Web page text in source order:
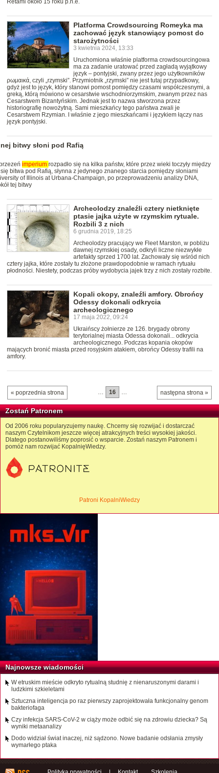
Retami około 15 roku p.n.e.
Platforma Crowdsourcing Romeyka ma
zachować język stanowiący pomost do
starożytności
3 kwietnia 2024, 13:33
Uruchomiona właśnie platforma crowdsourcingowa
ma za zadanie uratować przed zagładą wyjątkowy
język – pontyjski, zwany przez jego użytkowników
ρωμαικά, czyli „rzymski”. Przymiotnik „rzymski” nie jest tutaj przypadkowy,
gdyż jest to język, który stanowi pomost pomiędzy czasami współczesnymi, a
greką, którą mówiono w cesarstwie wschodniorzymskim, zwanym przez nas
Cesarstwem Bizantyńskim. Jednak jest to nazwa stworzona przez
historiografię nowożytną. Sami mieszkańcy tego państwa zwali je
Cesarstwem Rzymian. I właśnie z jego mieszkańcami i językiem łączy nas
język pontyjski.
bitwy słoni pod Rafią
imperium rozpadło się na kilka państw, które przez wieki toczyły między
bitwa pod Rafią, słynna z jedynego znanego starcia pomiędzy słoniami
of Illinois at Urbana-Champaign, po przeprowadzeniu analizy DNA,
tej bitwy
Archeolodzy znaleźli cztery nietknięte
ptasie jajka użyte w rzymskim rytuale.
Rozbili 3 z nich
6 grudnia 2019, 18:25
Archeolodzy pracujący we Fleet Marston, w pobliżu
dawnej rzymskiej osady, odkryli liczne niezwykłe
artefakty sprzed 1700 lat. Zachowały się wśród nich
cztery jajka, które zostały tu złożone prawdopodobnie w ramach rytuału
płodności. Niestety, podczas próby wydobycia jajek trzy z nich zostały rozbite.
Kopali okopy, znaleźli amfory. Obrońcy
Odessy dokonali odkrycia
archeologicznego
17 maja 2022, 09:24
Ukraińscy żołnierze ze 126. brygady obrony
terytorialnej miasta Odessa dokonali... odkrycia
archeologicznego. Podczas kopania okopów
mających bronić miasta przed rosyjskim atakiem, obrońcy Odessy trafili na
amfory.
« poprzednia strona następna strona »
… 16 …
Zostań Patronem
Od 2006 roku popularyzujemy naukę. Chcemy się rozwijać i dostarczać
naszym Czytelnikom jeszcze więcej atrakcyjnych treści wysokiej jakości.
Dlatego postanowiliśmy poprosić o wsparcie. Zostań naszym Patronem i
pomóż nam rozwijać KopalnięWiedzy.
Patroni KopalniWiedzy
Najnowsze wiadomości
W etruskim mieście odkryto rytualną studnię z nienaruszonymi darami i
ludzkimi szkieletami
Sztuczna inteligencja po raz pierwszy zaprojektowała funkcjonalny genom
bakteriofaga
Czy infekcja SARS-CoV-2 w ciąży może odbić się na zdrowiu dziecka? Są
wyniki metaanalizy
Dodo widział świat inaczej, niż sądzono. Nowe badanie odsłania zmysły
wymarłego ptaka